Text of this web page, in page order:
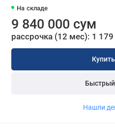
На складе
9 840 000 сум
рассрочка (12 мес): 1
Купить
Нашли